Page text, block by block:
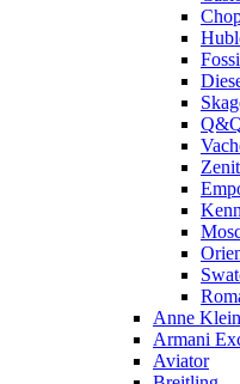
Anne Klein
Armani
Aviator